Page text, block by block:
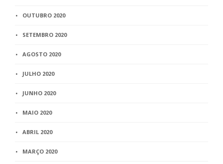
OUTUBRO 2020
SETEMBRO 2020
AGOSTO 2020
JULHO 2020
JUNHO 2020
MAIO 2020
ABRIL 2020
MARÇO 2020